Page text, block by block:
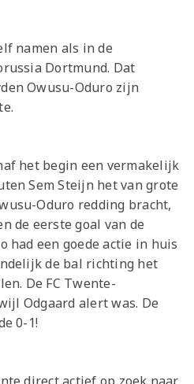
namen als in de
Dortmund. Dat
Owusu-Oduro zijn
het begin een vermakelijk
Sem Steijn het van grote
Oduro redding bracht,
de eerste goal van de
had een goede actie in huis
de bal richting het
De FC Twente-
Odgaard alert was. De
0-1!